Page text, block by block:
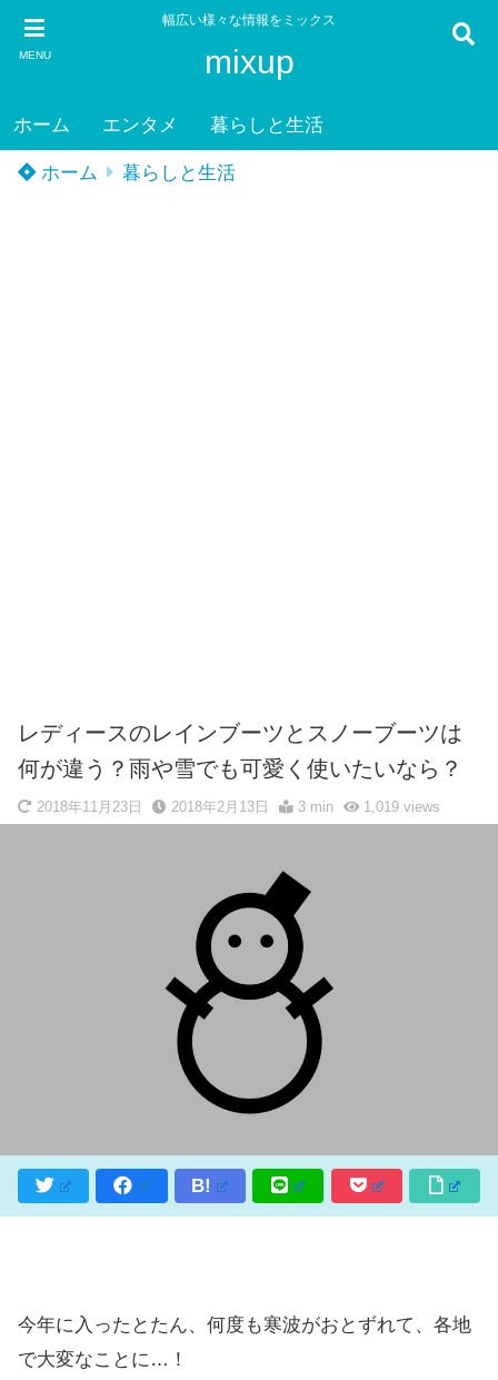
MENU
幅広い様々な情報をミックス
mixup
ホーム エンタメ 暮らしと生活
ホーム 暮らしと生活
レディースのレインブーツとスノーブーツは
何が違う？雨や雪でも可愛く使いたいなら？
2018年11月23日 2018年2月13日 3 min 1,019views
B!
今年に入ったとたん、何度も寒波がおとずれて、各地
で大変なことに…！